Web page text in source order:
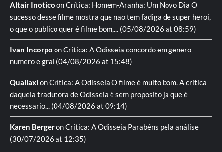
Altair Inotico onCrítica: Homem-Aranha: Um Novo Dia O
sucesso desse filme mostra que nao tem fadiga de super heroi,
o que o publico quer é filme bom,... (05/08/2026 at 08:59)
Ivan Incorpo onCrítica: A Odisseia concordo em genero
numero e gral (04/08/2026 at 15:48)
QuailaxionCrítica: A Odisseia O filme é muito bom. A critica
daquela tradutora de Odisseia é sem proposito ja que é
necessario... (04/08/2026 at 09:14)
Karen BergeronCrítica: A Odisseia Parabéns pela análise
(30/07/2026 at 12:35)